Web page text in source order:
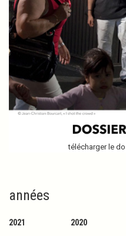
télécharger le
années
2021 2020